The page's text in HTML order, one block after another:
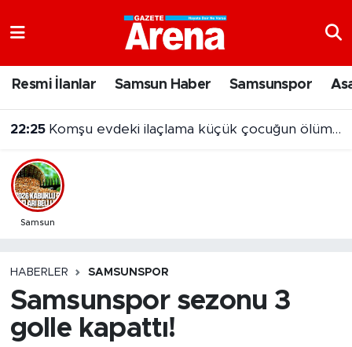
Resmi İlanlar Samsun Haber Samsunspor
22:25 Komşu evdeki ilaçlama küçük çocuğun ölümüne neden oldu
Samsun
HABERLER SAMSUNSPOR
Samsunspor sezonu 3
golle kapattı!
Samsun Namaz Vakitleri
Trafik Durumu
Süper Lig Puan Durumu ve Fikstür
Son Dakika Haberleri
Haber Arşivi